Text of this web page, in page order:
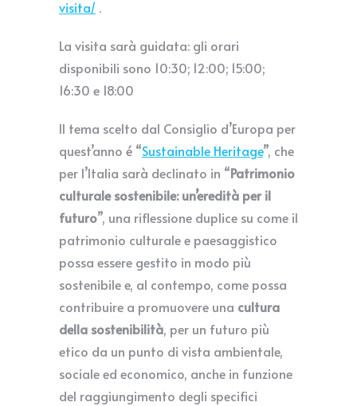
visita/ .
La visita sarà guidata: gli orari
disponibili sono 10:30; 12:00; 15:00;
16:30 e 18:00
Il tema scelto dal Consiglio d’Europa per
quest’anno é “Sustainable Heritage”, che
per l’Italia sarà declinato in “Patrimonio
culturale sostenibile: un’eredità per il
futuro”, una riflessione duplice su come il
patrimonio culturale e paesaggistico
possa essere gestito in modo più
sostenibile e, al contempo, come possa
contribuire a promuovere una cultura
della sostenibilità, per un futuro più
etico da un punto di vista ambientale,
sociale ed economico, anche in funzione
del raggiungimento degli specifici